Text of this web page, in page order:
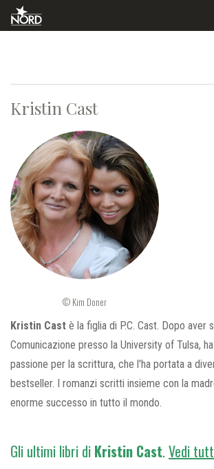
Kristin Cast
© Kim Doner
Kristin Cast è la figlia di P.C. Cast. Dopo aver
Comunicazione presso la University of Tulsa,
passione per la scrittura, che l'ha portata a
bestseller. I romanzi scritti insieme con la
enorme successo in tutto il mondo.
Gli ultimi libri di Kristin Cast.Vedi